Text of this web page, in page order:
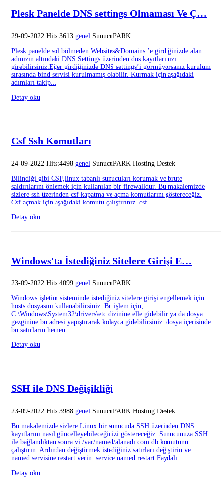
Plesk Panelde DNS settings Olmaması Ve Ç…
29-09-2022 Hits:3613 genel SunucuPARK
Plesk panelde sol bölmeden Websites&Domains ’e girdiğinizde alan
adınızın altındaki DNS Settings üzerinden dns kayıtlarınızı
girebilirsiniz.Eğer girdiğinizde DNS settings’i görmüyorsanız kurulum
sırasında bind servisi kurulmamış olabilir. Kurmak için aşağıdaki
adımları takip...
Detay oku
Csf Ssh Komutları
24-09-2022 Hits:4498 genel SunucuPARK Hosting Destek
Bilindiği gibi CSF,linux tabanlı sunucuları korumak ve brute
saldırılarını önlemek için kullanılan bir firewalldur. Bu makalemizde
sizlere ssh üzerinden csf kapatma ve açma komutlarını göstereceğiz.
Csf açmak için aşağıdaki komutu çalıştırınız. csf...
Detay oku
Windows'ta İstediğiniz Sitelere Girişi E…
23-09-2022 Hits:4099 genel SunucuPARK
Windows işletim sisteminde istediğiniz sitelere girişi engellemek için
hosts dosyasını kullanabilirsiniz. Bu işlem için;
C:\Windows\System32\drivers\etc dizinine elle gidebilir ya da dosya
gezginine bu adresi yapıştırarak kolayca gidebilirsiniz. dosya içerisinde
bu satırların hemen...
Detay oku
SSH ile DNS Değişikliği
23-09-2022 Hits:3988 genel SunucuPARK Hosting Destek
Bu makalemizde sizlere Linux bir sunucuda SSH üzerinden DNS
kayıtlarını nasıl güncelleyebileceğinizi göstereceğiz. Sunucunuza SSH
ile bağlandıktan sonra vi /var/named/alanadı.com.db komutunu
çalıştırın. Ardından değiştirmek istediğiniz satırları değiştirin ve
named servisine restart verin. service named restart Faydalı...
Detay oku